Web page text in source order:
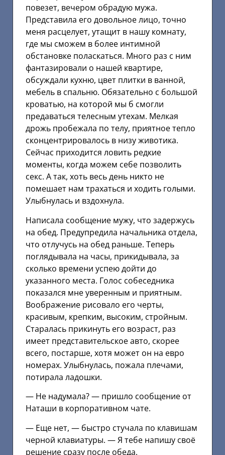
повезет, вечером обрадую мужа.
Представила его довольное лицо, точно
меня расцелует, утащит в нашу комнату,
где мы сможем в более интимной
обстановке поласкаться. Много раз с ним
фантазировали о нашей квартире,
обсуждали кухню, цвет плитки в ванной,
мебель в спальню. Обязательно с большой
кроватью, на которой мы б смогли
предаваться телесным утехам. Мелкая
дрожь пробежала по телу, приятное тепло
сконцентрировалось в низу животика.
Сейчас приходится ловить редкие
моменты, когда можем себе позволить
секс. А так, хоть весь день никто не
помешает нам трахаться и ходить голыми.
Улыбнулась и вздохнула.
Написала сообщение мужу, что задержусь
на обед. Предупредила начальника отдела,
что отлучусь на обед раньше. Теперь
поглядывала на часы, прикидывала, за
сколько времени успею дойти до
указанного места. Голос собеседника
показался мне уверенным и приятным.
Воображение рисовало его черты,
красивым, крепким, высоким, стройным.
Старалась прикинуть его возраст, раз
имеет представительское авто, скорее
всего, постарше, хотя может он на евро
номерах. Улыбнулась, пожала плечами,
потирала ладошки.
— Не надумала? — пришло сообщение от
Наташи в корпоративном чате.
— Еще нет, — быстро стучала по клавишам
черной клавиатуры. — Я тебе напишу своё
решение сразу после обеда.